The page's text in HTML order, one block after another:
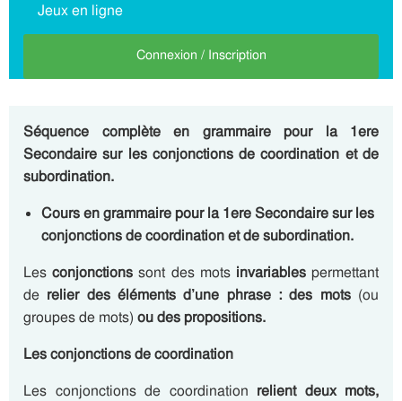
Jeux en ligne
Connexion / Inscription
Séquence complète en grammaire pour la 1ere
Secondaire sur les conjonctions de coordination et de
subordination.
Cours en grammaire pour la 1ere Secondaire sur les
conjonctions de coordination et de subordination.
Lesconjonctions sont des mots invariablespermettant
de relier des éléments d’une phrase : des mots(ou
groupes de mots) ou des propositions.
Les conjonctions de coordination
Les conjonctions de coordination relient deux mots,